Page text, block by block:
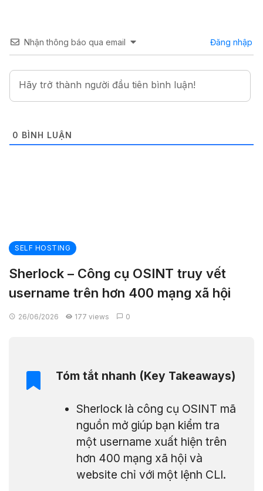
Nhận thông báo qua email Đăng nhập
0 BÌNH LUẬN
SELF HOSTING
Sherlock – Công cụ OSINT truy vết
username trên hơn 400 mạng xã hội
26/06/2026 177 views 0
Tóm tắt nhanh (Key Takeaways)
Sherlock là công cụ OSINT mã
nguồn mở giúp bạn kiểm tra
một username xuất hiện trên
hơn 400 mạng xã hội và
website chỉ với một lệnh CLI.